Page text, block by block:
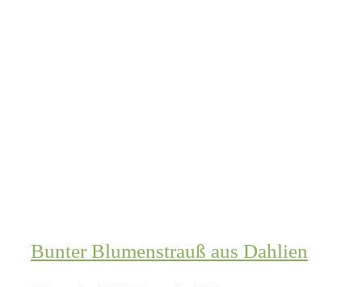
Bunter Blumenstrauß aus Dahlien